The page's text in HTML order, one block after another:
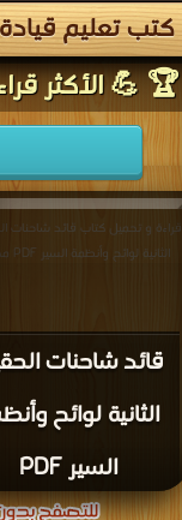
كتب تعليم
🏆 💪 الأكثر
قائد شاحنات
الثانية لوائح
السير PDF
قراءة و تحميل كتاب قائد شاحنات
الثانية لوائح وأنظمة السير PDF مجانا